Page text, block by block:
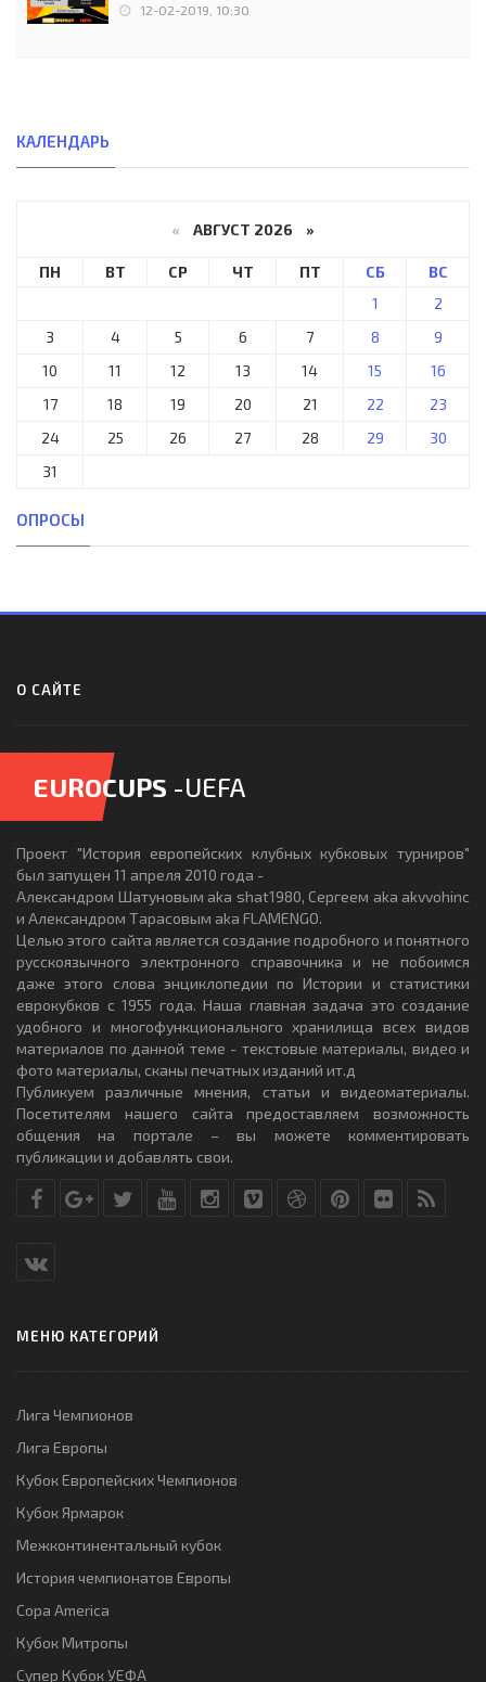
12-02-2019, 10:30
КАЛЕНДАРЬ
« АВГУСТ 2026 »
ПН ВТ СР ЧТ ПТ СБ
ВС
1
2
3
4 5 6 7 8
9
10
11 12 13 14 15
16
17
18 19 20 21 22
23
24
25 26 27 28 29
30
31
ОПРОСЫ
О САЙТЕ
EUROCUPS -UEFA
Проект "История европейских клубных кубковых турниров"
был запущен 11 апреля 2010 года -
Александром Шатуновым aka shat1980, Сергеем aka akvvohinc
и Александром Тарасовым aka FLAMENGO.
Целью этого сайта является создание подробного и понятного
русскоязычного электронного справочника и не побоимся
даже этого слова энциклопедии по Истории и статистики
еврокубков с 1955 года. Наша главная задача это создание
удобного и многофункционального хранилища всех видов
материалов по данной теме - текстовые материалы, видео и
фото материалы, сканы печатных изданий ит.д
Публикуем различные мнения, статьи и видеоматериалы.
Посетителям нашего сайта предоставляем возможность
общения на портале – вы можете комментировать
публикации и добавлять свои.
МЕНЮ КАТЕГОРИЙ
Лига Чемпионов
Лига Европы
Кубок Европейских Чемпионов
Кубок Ярмарок
Межконтинентальный кубок
История чемпионатов Европы
Copa America
Кубок Митропы
Супер Кубок УЕФА